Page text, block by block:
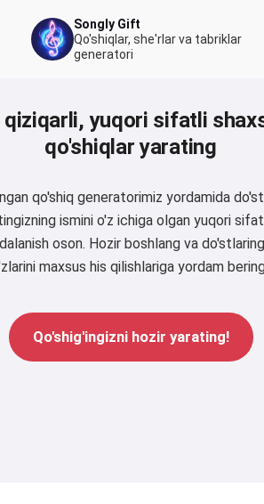
Songly Gift
Qo'shiqlar, she'rlar va tabriklar
generatori
qiziqarli, yuqori sifatli
qo'shiqlar yarating
qo'shiq generatorimiz yordamida
ismini o'z ichiga olgan yuqori
oson. Hozir boshlang va
maxsus his qilishlariga yordam
Qo'shig'ingizni hozir yarating!